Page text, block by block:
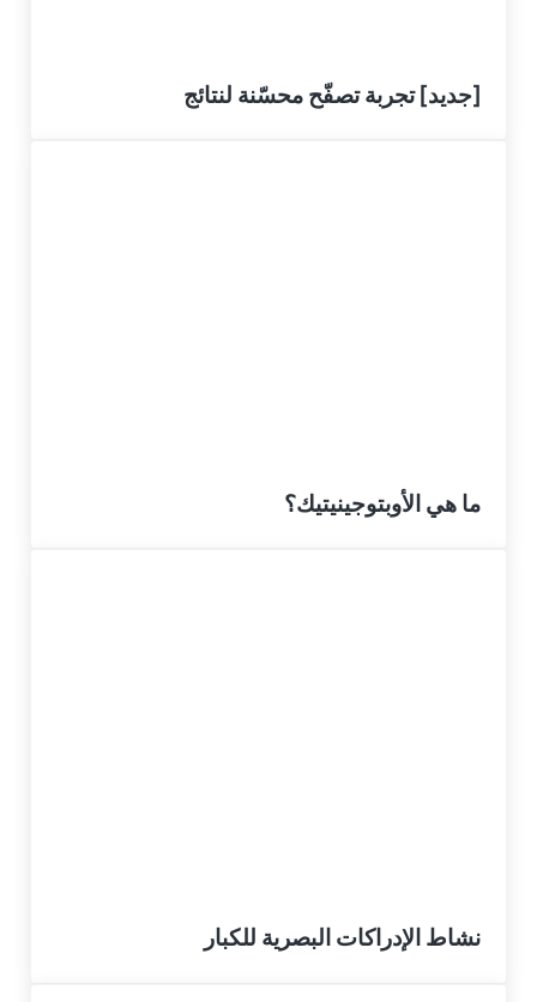
[جديد] تجربة تصفّح محسّنة لنتائج
ما هي الأوبتوجينيتيك؟
نشاط الإدراكات البصرية للكبار